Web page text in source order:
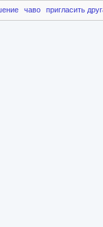
чаво пригласить